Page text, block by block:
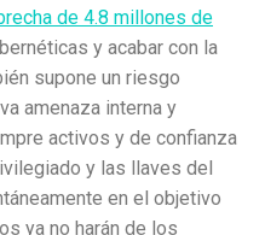
de 4.8 millones de
y acabar con la
supone un riesgo
amenaza interna y
activos y de confianza
y las llaves del
en el objetivo
ya no harán de los